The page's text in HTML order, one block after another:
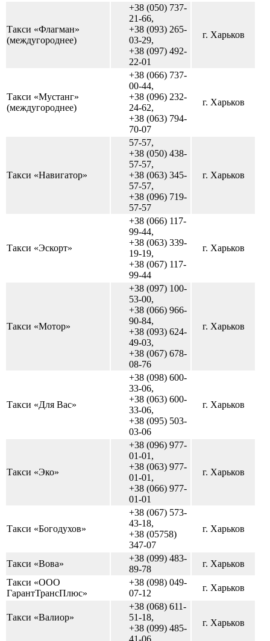
Такси «Флагман»
(междугороднее)
+38 (050) 737-
21-66,
+38 (093) 265-
03-29,
+38 (097) 492-
22-01
г. Харьков
Такси «Мустанг»
(междугороднее)
+38 (066) 737-
00-44,
+38 (096) 232-
24-62,
+38 (063) 794-
70-07
г. Харьков
Такси «Навигатор»
57-57,
+38 (050) 438-
57-57,
+38 (063) 345-
57-57,
+38 (096) 719-
57-57
г. Харьков
Такси «Эскорт»
+38 (066) 117-
99-44,
+38 (063) 339-
19-19,
+38 (067) 117-
99-44
г. Харьков
Такси «Мотор»
+38 (097) 100-
53-00,
+38 (066) 966-
90-84,
+38 (093) 624-
49-03,
+38 (067) 678-
08-76
г. Харьков
Такси «Для Вас»
+38 (098) 600-
33-06,
+38 (063) 600-
33-06,
+38 (095) 503-
03-06
г. Харьков
Такси «Эко»
+38 (096) 977-
01-01,
+38 (063) 977-
01-01,
+38 (066) 977-
01-01
г. Харьков
Такси «Богодухов»
+38 (067) 573-
43-18,
+38 (05758)
347-07
г. Харьков
Такси «Вова»
+38 (099) 483-
89-78
г. Харьков
Такси «ООО
ГарантТрансПлюс»
+38 (098) 049-
07-12
г. Харьков
Такси «Валиор»
+38 (068) 611-
51-18,
+38 (099) 485-
41-06
г. Харьков